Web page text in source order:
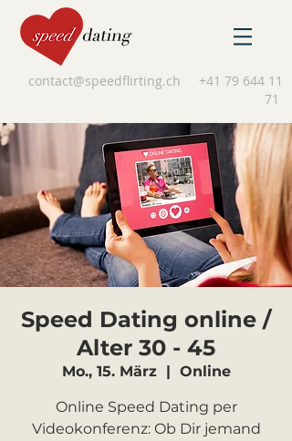
contact@speedflirting.ch
+41 79 644 11
71
Speed Dating online /
Alter 30 - 45
Mo., 15. März
  |
Online
Online Speed Dating per
Videokonferenz: Ob Dir jemand